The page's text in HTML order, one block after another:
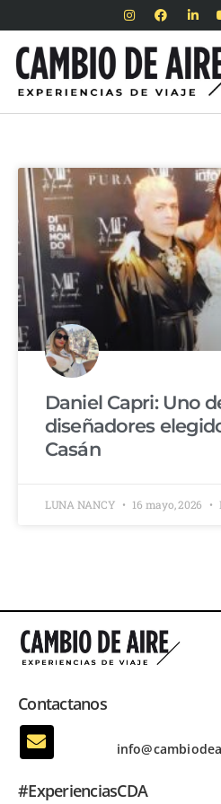
Daniel Capri: Uno
diseñadores
Casán
LUNA NANCY 16 mayo, 2026
Contactanos
#ExperienciasCDA